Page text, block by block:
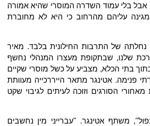
אבל בלי עמוד השדרה המוסרי שהיא אמורה
מגינה עליהם מהרחוב כי היא לא מחוברת
נחלתה של התרבות החילונית בלבד. מאיר
שלנו, שבתקופת מעצרו המנהלי נחשף
בתי הכלא, מצביע על כשל מוסרי שקיים
פנימה. אטינגר מתאר הייררכייה מעוותת
הסורגים וזוכה לעיתים לגיבוי שקט
משתף אטינגר. "עברייני מין נחשבים